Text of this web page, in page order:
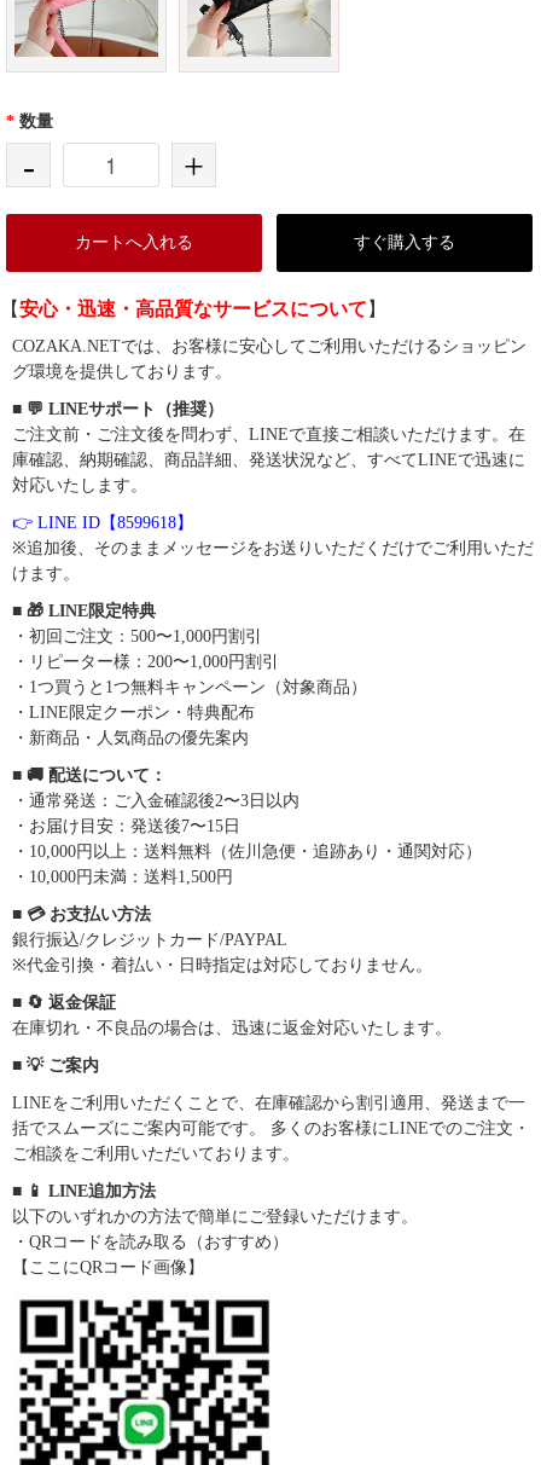
* 数量
- +
カートへ入れる すぐ購入する
【安心・迅速・高品質なサービスについて 】
COZAKA.NETでは、お客様に安心してご利用いただけるショッピン
グ環境を提供しております。
■ 💬 LINEサポート（推奨）
ご注文前・ご注文後を問わず、LINEで直接ご相談いただけます。在
庫確認、納期確認、商品詳細、発送状況など、すべてLINEで迅速に
対応いたします。
👉 LINE ID【8599618】
※追加後、そのままメッセージをお送りいただくだけでご利用いただ
けます。
■ 🎁 LINE限定特典
・初回ご注文：500〜1,000円割引
・リピーター様：200〜1,000円割引
・1つ買うと1つ無料キャンペーン（対象商品）
・LINE限定クーポン・特典配布
・新商品・人気商品の優先案内
■ 🚚 配送について：
・通常発送：ご入金確認後2〜3日以内
・お届け目安：発送後7〜15日
・10,000円以上：送料無料（佐川急便・追跡あり・通関対応）
・10,000円未満：送料1,500円
■ 💳 お支払い方法
銀行振込/クレジットカード/PAYPAL
※代金引換・着払い・日時指定は対応しておりません。
■ 🔄 返金保証
在庫切れ・不良品の場合は、迅速に返金対応いたします。
■ 💡 ご案内
LINEをご利用いただくことで、在庫確認から割引適用、発送まで一
括でスムーズにご案内可能です。 多くのお客様にLINEでのご注文・
ご相談をご利用いただいております。
■ 📱 LINE追加方法
以下のいずれかの方法で簡単にご登録いただけます。
・QRコードを読み取る（おすすめ）
【ここにQRコード画像】